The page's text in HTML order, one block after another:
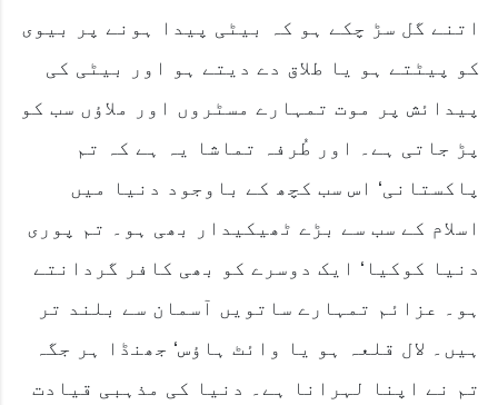
اتنے گل سڑ چکے ہو کہ بیٹی پیدا ہونے پر بیوی
کو پیٹتے ہو یا طلاق دے دیتے ہو اور بیٹی کی
پیدائش پر موت تمہارے مسٹروں اور ملاؤں سب کو
پڑ جاتی ہے۔ اور طُرفہ تماشا یہ ہے کہ تم
پاکستانی‘ اس سب کچھ کے باوجود دنیا میں
اسلام کے سب سے بڑے ٹھیکیدار بھی ہو۔ تم پوری
دنیا کوکیا‘ ایک دوسرے کو بھی کافر گردانتے
ہو۔ عزائم تمہارے ساتویں آسمان سے بلند تر
ہیں۔ لال قلعہ ہو یا وائٹ ہاؤس‘ جھنڈا ہر جگہ
تم نے اپنا لہرانا ہے۔ دنیا کی مذہبی قیادت